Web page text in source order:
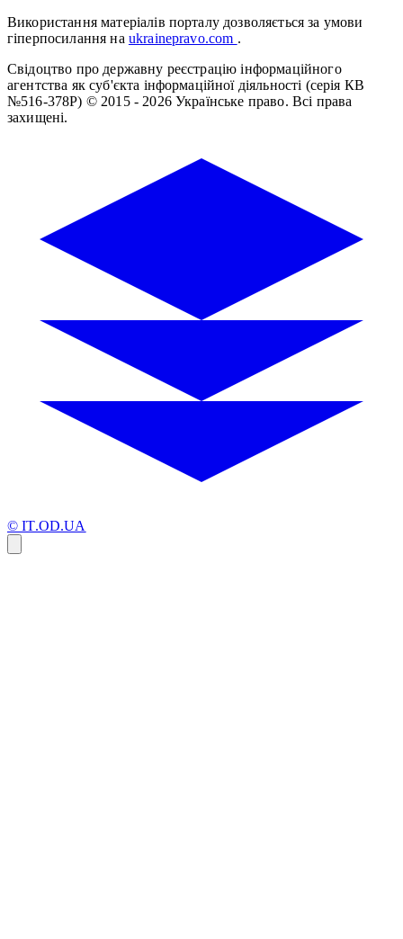
Використання матеріалів порталу дозволяється за умови
гіперпосилання на ukrainepravo.com .
Свідоцтво про державну реєстрацію інформаційного
агентства як суб'єкта інформаційної діяльності (серія КВ
№516-378Р) © 2015 - 2026 Українське право. Всі права
захищені.
© IT.OD.UA